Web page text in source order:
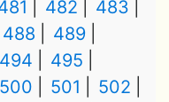
482
483
488
489
494
495
500 501
502